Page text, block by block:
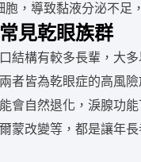
胞，導致黏液分泌不足
見乾眼族群
結構有較多長輩，大
者皆為乾眼症的高風險
會自然退化，淚腺功
蒙改變等，都是讓年